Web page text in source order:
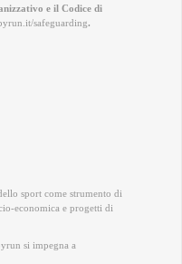
e il Codice di
safeguarding.
sport come strumento di
economica e progetti di
si impegna a